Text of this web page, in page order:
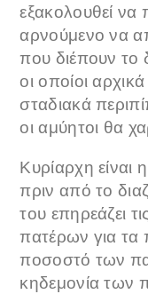
εξακολουθεί να
αρνούμενο να
που διέπουν το
οι οποίοι
σταδιακά
οι αμύητοι θα
Κυρίαρχη είναι
πριν από το
του επηρεάζει
πατέρων για τα
ποσοστό των
κηδεμονία των